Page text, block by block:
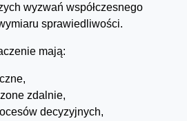
wyzwań współczesnego
sprawiedliwości.
mają:
zdalnie,
decyzyjnych,